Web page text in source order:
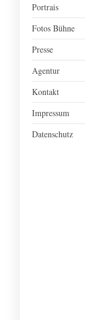
Portrais
Fotos Bühne
Presse
Agentur
Kontakt
Impressum
Datenschutz